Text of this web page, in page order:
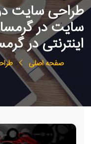
طراحی سایت
سایت در
اینترنتی در
صفحه اصلی